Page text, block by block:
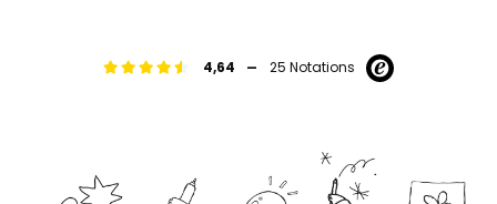
4,64 - 25 Notations